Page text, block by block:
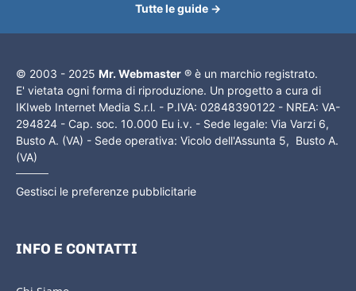
Tutte le guide →
© 2003 - 2025 Mr. Webmaster ® è un marchio registrato.
E' vietata ogni forma di riproduzione. Un progetto a cura di
IKIweb Internet Media S.r.l. - P.IVA: 02848390122 - NREA: VA-
294824 - Cap. soc. 10.000 Eu i.v. - Sede legale: Via Varzi 6,
Busto A. (VA) - Sede operativa: Vicolo dell'Assunta 5, Busto A.
(VA)
Gestisci le preferenze pubblicitarie
INFO E CONTATTI